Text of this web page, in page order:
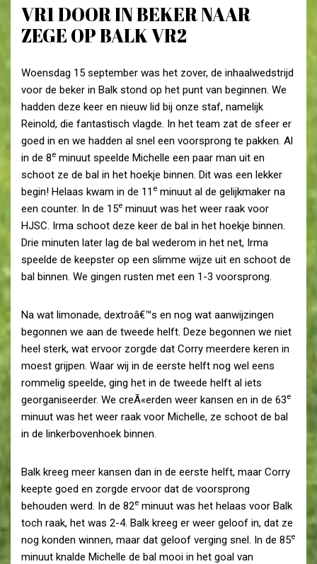
VR1 DOOR IN BEKER NAAR
ZEGE OP BALK VR2
Woensdag 15 september was het zover, de inhaalwedstrijd
voor de beker in Balk stond op het punt van beginnen. We
hadden deze keer en nieuw lid bij onze staf, namelijk
Reinold, die fantastisch vlagde. In het team zat de sfeer er
goed in en we hadden al snel een voorsprong te pakken. Al
in de 8e minuut speelde Michelle een paar man uit en
schoot ze de bal in het hoekje binnen. Dit was een lekker
begin! Helaas kwam in de 11 e minuut al de gelijkmaker na
een counter. In de 15e minuut was het weer raak voor
HJSC. Irma schoot deze keer de bal in het hoekje binnen.
Drie minuten later lag de bal wederom in het net, Irma
speelde de keepster op een slimme wijze uit en schoot de
bal binnen. We gingen rusten met een 1-3 voorsprong.
Na wat limonade, dextroâ€™s en nog wat aanwijzingen
begonnen we aan de tweede helft. Deze begonnen we niet
heel sterk, wat ervoor zorgde dat Corry meerdere keren in
moest grijpen. Waar wij in de eerste helft nog wel eens
rommelig speelde, ging het in de tweede helft al iets
georganiseerder. We creÃ«erden weer kansen en in de 63e
minuut was het weer raak voor Michelle, ze schoot de bal
in de linkerbovenhoek binnen.
Balk kreeg meer kansen dan in de eerste helft, maar Corry
keepte goed en zorgde ervoor dat de voorsprong
behouden werd. In de 82e minuut was het helaas voor Balk
toch raak, het was 2-4. Balk kreeg er weer geloof in, dat ze
nog konden winnen, maar dat geloof verging snel. In de 85e
minuut knalde Michelle de bal mooi in het goal van